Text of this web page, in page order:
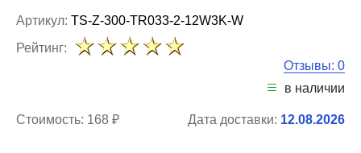
Артикул: TS-Z-300-TR033-2-12W3K-W
Рейтинг:
Отзывы: 0
в наличии
Стоимость: 168 ₽ Дата доставки: 12.08.2026